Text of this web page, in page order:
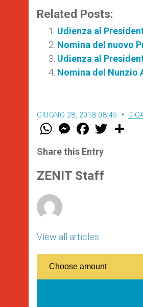
Related Posts:
Udienza al
Nomina del nuovo
Udienza al
Nomina del Nunzio
GIUGNO 28, 2018 08:45
W
t
s
p
p
M
e
s
e
g
e
F
a
e
b
o
k
w
Share this Entry
ZENIT Staff
View all articles